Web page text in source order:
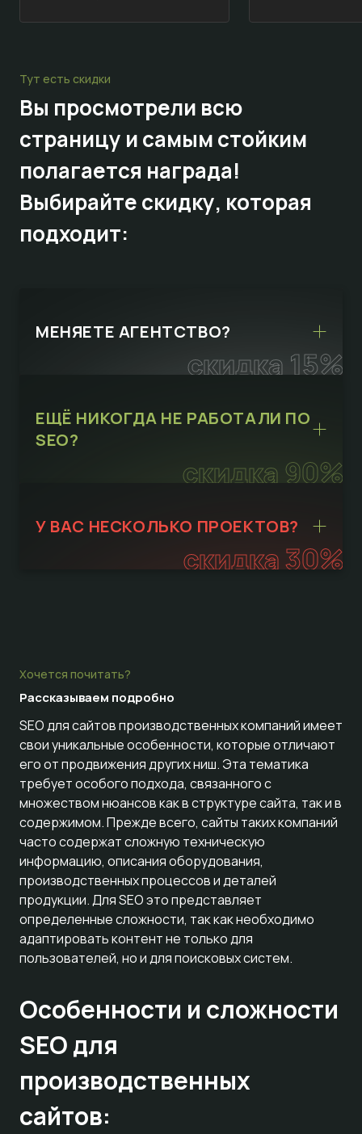
Тут есть скидки
Вы просмотрели всю
страницу и самым стойким
полагается награда!
Выбирайтескидку, которая
подходит:
скидка 15%
МЕНЯЕТЕ АГЕНТСТВО?
скидка 90%
ЕЩЁ НИКОГДА НЕ РАБОТАЛИ ПО
SEO?
скидка 30%
У ВАС НЕСКОЛЬКО ПРОЕКТОВ?
Хочется почитать?
Рассказываем подробно
SEO для сайтов производственных компаний имеет
свои уникальные особенности, которые отличают
его от продвижения других ниш. Эта тематика
требует особого подхода, связанного с
множеством нюансов как в структуре сайта, так и в
содержимом. Прежде всего, сайты таких компаний
часто содержат сложную техническую
информацию, описания оборудования,
производственных процессов и деталей
продукции. Для SEO это представляет
определенные сложности, так как необходимо
адаптировать контент не только для
пользователей, но и для поисковых систем.
Особенности и сложности
SEO для
производственных
сайтов: